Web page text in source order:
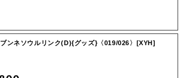
ンネソウルリンク(D){グッズ}〈019/026〉[XYH]